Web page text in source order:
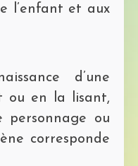
l’enfant et aux
d’une
ou en la lisant,
personnage ou
corresponde